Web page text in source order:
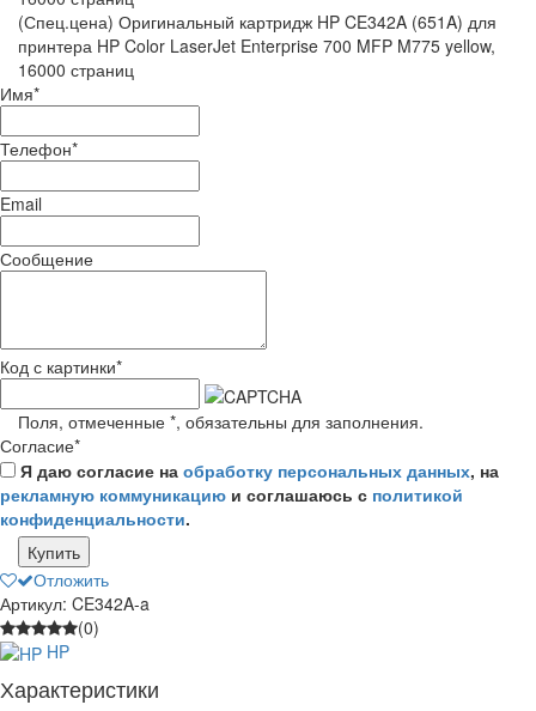
(Спец.цена) Оригинальный картридж HP CE342A (651A) для
принтера HP Color LaserJet Enterprise 700 MFP M775 yellow,
16000 страниц
Имя*
Телефон*
Email
Сообщение
Код с картинки*
Поля, отмеченные *, обязательны для заполнения.
Согласие*
Я даю согласие на обработку персональных данных, на
рекламную коммуникацию и соглашаюсь с политикой
конфиденциальности.
Купить
Отложить
Артикул: CE342A-a
(0)
HP
Характеристики